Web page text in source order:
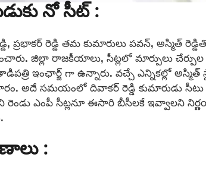
నో సీట్ :
ప్రభాకర్ రెడ్డి తమ కుమారులు పవన్, అస్మిత్
జిల్లా రాజకీయాలు, సీట్లలో మార్పులు చేర్పుల
తాడిపత్రి ఇంఛార్జ్ గా ఉన్నారు. వచ్చే ఎన్నికల్లో
అదే సమయంలో దివాకర్ రెడ్డి కుమారుడు
రెండు ఎంపీ సీట్లనూ ఈసారి బీసీలకే ఇవ్వాలని
: